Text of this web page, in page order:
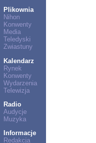
Plikownia
Nihon
Konwenty
Media
Teledyski
Zwiastuny
Kalendarz
Rynek
Konwenty
Wydarzenia
Telewizja
Radio
Audycje
Muzyka
Informacje
Redakcja